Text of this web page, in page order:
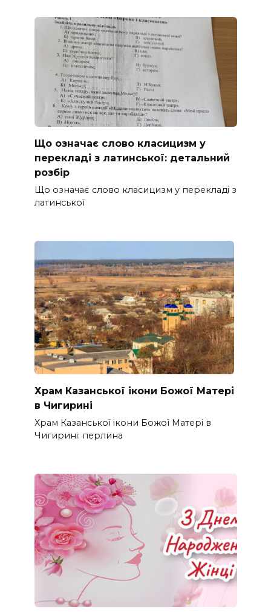
Що означає слово класицизм у
перекладі з латинської: детальний
розбір
Що означає слово класицизм у перекладі з
латинської
Храм Казанської ікони Божої Матері
в Чигирині
Храм Казанської ікони Божої Матері в
Чигирині: перлина